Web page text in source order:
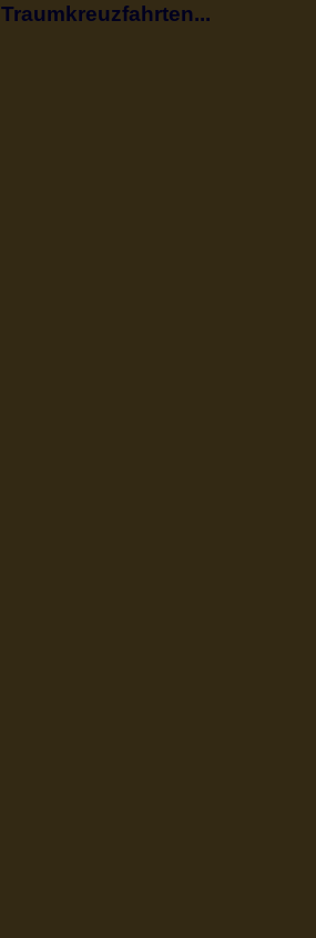
Traumkreuzfahrten...